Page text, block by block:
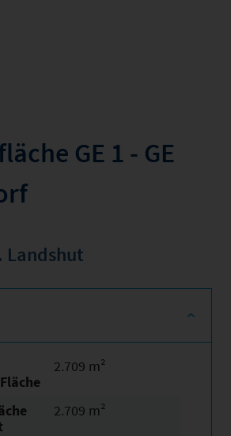
GE 1 - GE
Landshut
2.709 m²
2.709 m²